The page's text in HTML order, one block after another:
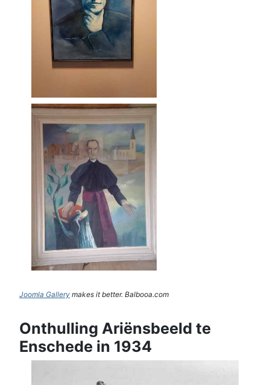
Joomla Gallery makes it better. Balbooa.com
Onthulling Ariënsbeeld te
Enschede in 1934